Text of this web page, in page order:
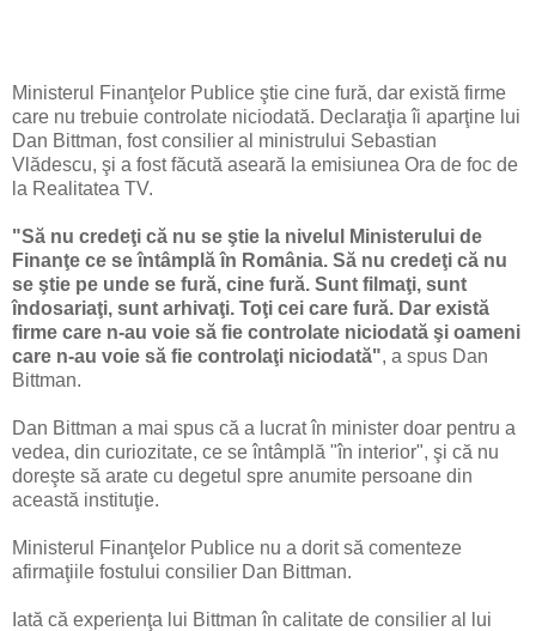
Ministerul Finanţelor Publice ştie cine fură, dar există firme
care nu trebuie controlate niciodată. Declaraţia îi aparţine lui
Dan Bittman, fost consilier al ministrului Sebastian
Vlădescu, şi a fost făcută aseară la emisiunea Ora de foc de
la Realitatea TV.
"Să nu credeţi că nu se ştie la nivelul Ministerului de
Finanţe ce se întâmplă în România. Să nu credeţi că nu
se ştie pe unde se fură, cine fură. Sunt filmaţi, sunt
îndosariaţi, sunt arhivaţi. Toţi cei care fură. Dar există
firme care n-au voie să fie controlate niciodată şi oameni
care n-au voie să fie controlaţi niciodată", a spus Dan
Bittman.
Dan Bittman a mai spus că a lucrat în minister doar pentru a
vedea, din curiozitate, ce se întâmplă "în interior", şi că nu
doreşte să arate cu degetul spre anumite persoane din
această instituţie.
Ministerul Finanţelor Publice nu a dorit să comenteze
afirmaţiile fostului consilier Dan Bittman.
Iată că experienţa lui Bittman în calitate de consilier al lui